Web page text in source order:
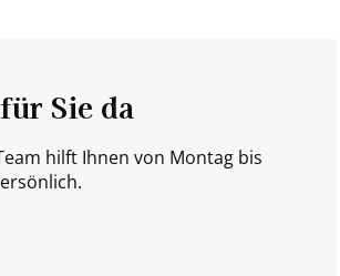
Sie da
hilft Ihnen von Montag bis